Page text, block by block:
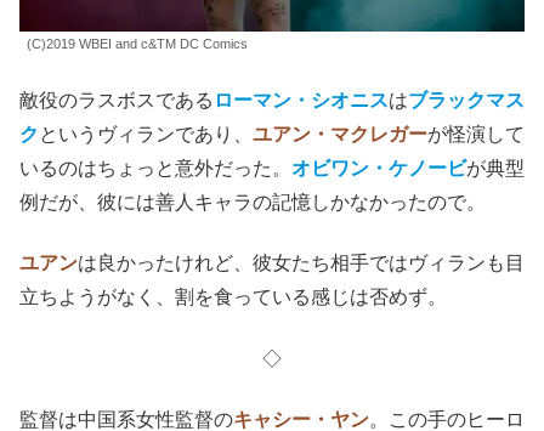
(C)2019 WBEI and c&TM DC Comics
敵役のラスボスである ローマン・シオニスはブラックマス
ク というヴィランであり、 ユアン・マクレガーが怪演して
いるのはちょっと意外だった。 オビワン・ケノービが典型
例だが、彼には善人キャラの記憶しかなかったので。
ユアンは良かったけれど、彼女たち相手ではヴィランも目
立ちようがなく、割を食っている感じは否めず。
◇
監督は中国系女性監督のキャシー・ヤン。この手のヒーロ